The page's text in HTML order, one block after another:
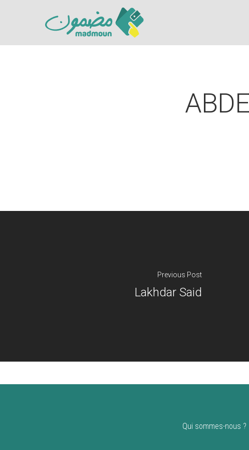
Hit enter to search or ESC to close
Previous Post
Lakhdar Said
Qui sommes-nous ?